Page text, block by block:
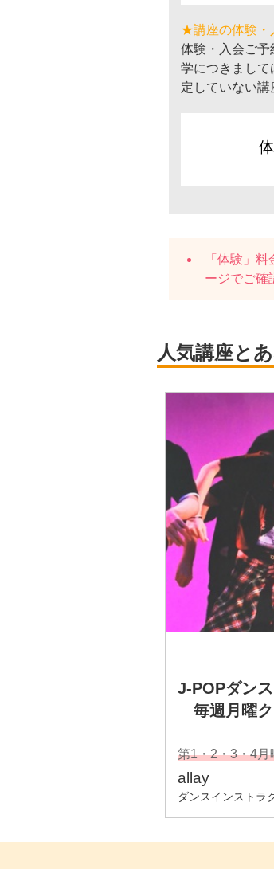
★講座の体験・
体験・入会ご予
学につきまして
定していない講
「体験」
ージでご確